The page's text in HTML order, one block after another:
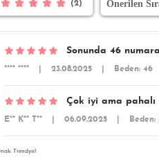
(2)
Sonunda 46
**** **** 23.08.2025 Beden: 46
Çok iyi ama pahalı
E** K** T** 06.09.2025 Beden:
Trendyol